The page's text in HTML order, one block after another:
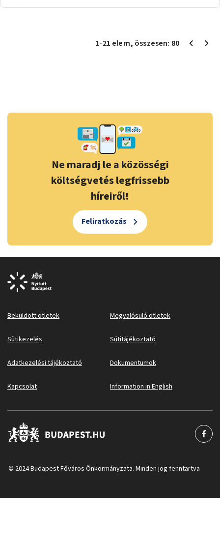
1-21 elem, összesen: 80
Ne maradj le a közösségi
költségvetés legfrissebb
híreiről!
Feliratkozás
Beküldött ötletek Megvalósuló ötletek
Sütikezelés Sütitájékoztató
Adatkezelési tájékoztató Dokumentumok
Kapcsolat Information in English
© 2024 Budapest Főváros Önkormányzata. Minden jog fenntartva